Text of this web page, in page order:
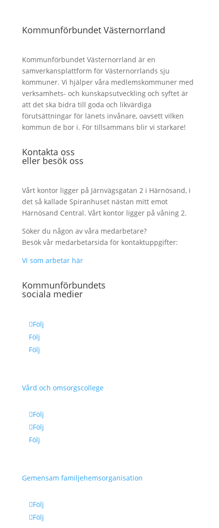
Kommunförbundet Västernorrland
Kommunförbundet Västernorrland är en
samverkansplattform för Västernorrlands sju
kommuner. Vi hjälper våra medlemskommuner med
verksamhets- och kunskapsutveckling och syftet är
att det ska bidra till goda och likvärdiga
förutsättningar för länets invånare, oavsett vilken
kommun de bor i. För tillsammans blir vi starkare!
Kontakta oss
eller besök oss
Vårt kontor ligger på Järnvägsgatan 2 i Härnösand, i
det så kallade Spiranhuset nästan mitt emot
Härnösand Central. Vårt kontor ligger på våning 2.
Söker du någon av våra medarbetare?
Besök vår medarbetarsida för kontaktuppgifter:
Vi som arbetar här
Kommunförbundets
sociala medier
Följ
Följ
Följ
Vård och omsorgscollege
Följ
Följ
Följ
Gemensam familjehemsorganisation
Följ
Följ